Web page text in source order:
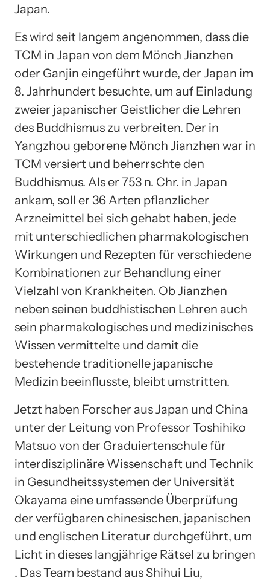
Japan.
Es wird seit langem angenommen, dass die
TCM in Japan von dem Mönch Jianzhen
oder Ganjin eingeführt wurde, der Japan im
8. Jahrhundert besuchte, um auf Einladung
zweier japanischer Geistlicher die Lehren
des Buddhismus zu verbreiten. Der in
Yangzhou geborene Mönch Jianzhen war in
TCM versiert und beherrschte den
Buddhismus. Als er 753 n. Chr. in Japan
ankam, soll er 36 Arten pflanzlicher
Arzneimittel bei sich gehabt haben, jede
mit unterschiedlichen pharmakologischen
Wirkungen und Rezepten für verschiedene
Kombinationen zur Behandlung einer
Vielzahl von Krankheiten. Ob Jianzhen
neben seinen buddhistischen Lehren auch
sein pharmakologisches und medizinisches
Wissen vermittelte und damit die
bestehende traditionelle japanische
Medizin beeinflusste, bleibt umstritten.
Jetzt haben Forscher aus Japan und China
unter der Leitung von Professor Toshihiko
Matsuo von der Graduiertenschule für
interdisziplinäre Wissenschaft und Technik
in Gesundheitssystemen der Universität
Okayama eine umfassende Überprüfung
der verfügbaren chinesischen, japanischen
und englischen Literatur durchgeführt, um
Licht in dieses langjährige Rätsel zu bringen
. Das Team bestand aus Shihui Liu,